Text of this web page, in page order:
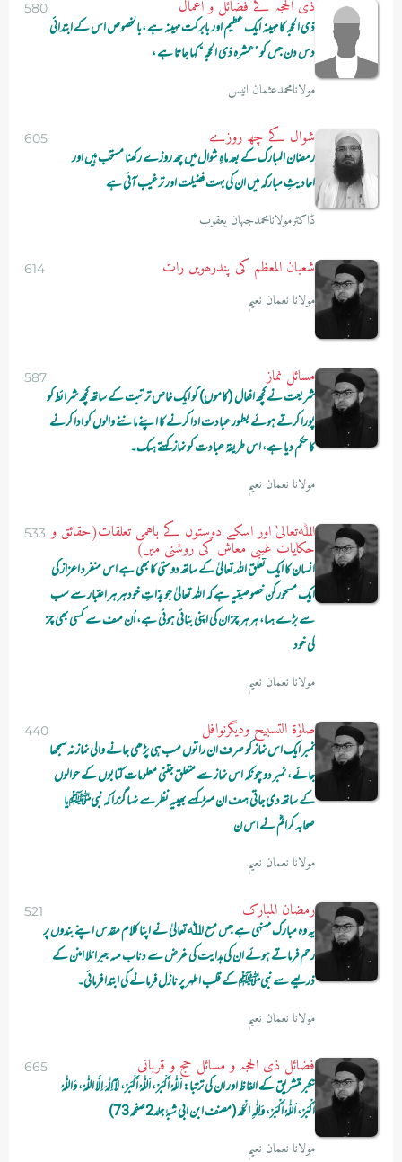
ذی الحجہ کے فضائل و اعمال
ذی الحجہ کا مہینہ ایک عظیم اور بابرکت مہینہ ہے ،بالخصوص اس کے ابتدائی
دس دن جس کو ” عشرہ ذی الحجہ “ کہا جاتا ہے ،
مولانامحمدعثمان انیس
580
شوال کے چھ روزے
رمضان المبارک کے بعد ماہِ شوال میں چھ روزے رکھنا مستحب ہیں اور
احادیثِ مبارکہ میں ان کی بہت فضیلت اور ترغیب آئی ہے
ڈاکٹرمولانامحمدجہان یعقوب
605
شعبان المعظم کی پندرھویں رات
مولانا نعمان نعیم
614
مسائل نماز
شریعت نے کچھ افعال (کاموں) کو ایک خاص ترتبت کے ساتھ کچھ شرائط کو
پورا کرتے ہوئے بطور عبادت ادا کرنے کا اپنے ماننے والوں کو ادا کرنے
کا حکم دیا ہے، اس طریقۂ عبادت کو نماز کہتے ہںک۔
مولانا نعمان نعیم
587
اﷲتعالیٰ اور اسکے دوستوں کے باہمی تعلقات(حقائق و
حکایات غیبی معاش کی روشنی میں)
انسان کا ایک تعلق اللہ تعالیٰ کے ساتھ دوستی کا بھی ہے اس منفرد اعزاز کی
ایک مسحورکن خصوصیتیہ ہے کہ اللہ تعالیٰ جو بذاتِ خود ہر ہر اعتبار سے سب
سے بڑے ہںا، ہر ہر چز ان کی اپنی بنائی ہوئی ہے، اُن مںف سے کسی بھی چز
کی خود
مولانا نعمان نعیم
533
صلوٰۃ التسبیح ودیگرنوافل
نمبر ایک اس نماز کو صرف ان راتوں مںب ہی پڑھی جانے والی نماز نہ سمجھا
جائے، نمبر دو چونکہ اس نماز سے متعلق جتنی معلومات کتابوں کے حوالوں
کے ساتھ دی جاتی ہںف ان مںڑ کہںے بھییہ نظر سے نہںا گزرا کہ نبیﷺیا
صحابہ کرامؓ نے اس ن
مولانا نعمان نعیم
440
رمضان المبارک
یہ وہ مبارک مہنہی ہے جس مںع اﷲتعالیٰ نے اپنا کلام مقدس اپنے بندوں پر
رحم فرماتے ہوئے ان کی ہدایت کی غرض سے دناب مںہ جبرائلا امنن کے
ذریعے سے نبیﷺ کے قلب اطہر پر نازل فرمانے کی ابتدا فرمائی۔
مولانا نعمان نعیم
521
فضائل ذی الحجہ و مسائل حج و قربانی
تکبرمتشریق کے الفاظ اور ان کی ترتبا: اَللّٰہُ اَکْبَرْ، اَللّٰہُ اَکْبَرْ، لَآ اِلٰہَ اِلَّا اللّٰہُ، وَاللّٰہُ
اَکْبَرْ، اَللّٰہُ اَکْبَرْ، وَلِلّٰہِ الْحَمْد (مصنف ابن ابی شبہٰ جلد2صفحہ73)
مولانا نعمان نعیم
665